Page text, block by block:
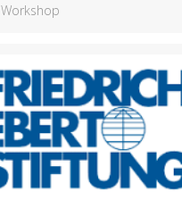
Workshop